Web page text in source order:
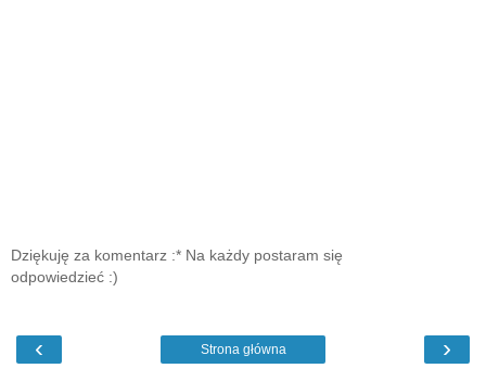
Dziękuję za komentarz :* Na każdy postaram się
odpowiedzieć :)
‹ ›
Strona główna